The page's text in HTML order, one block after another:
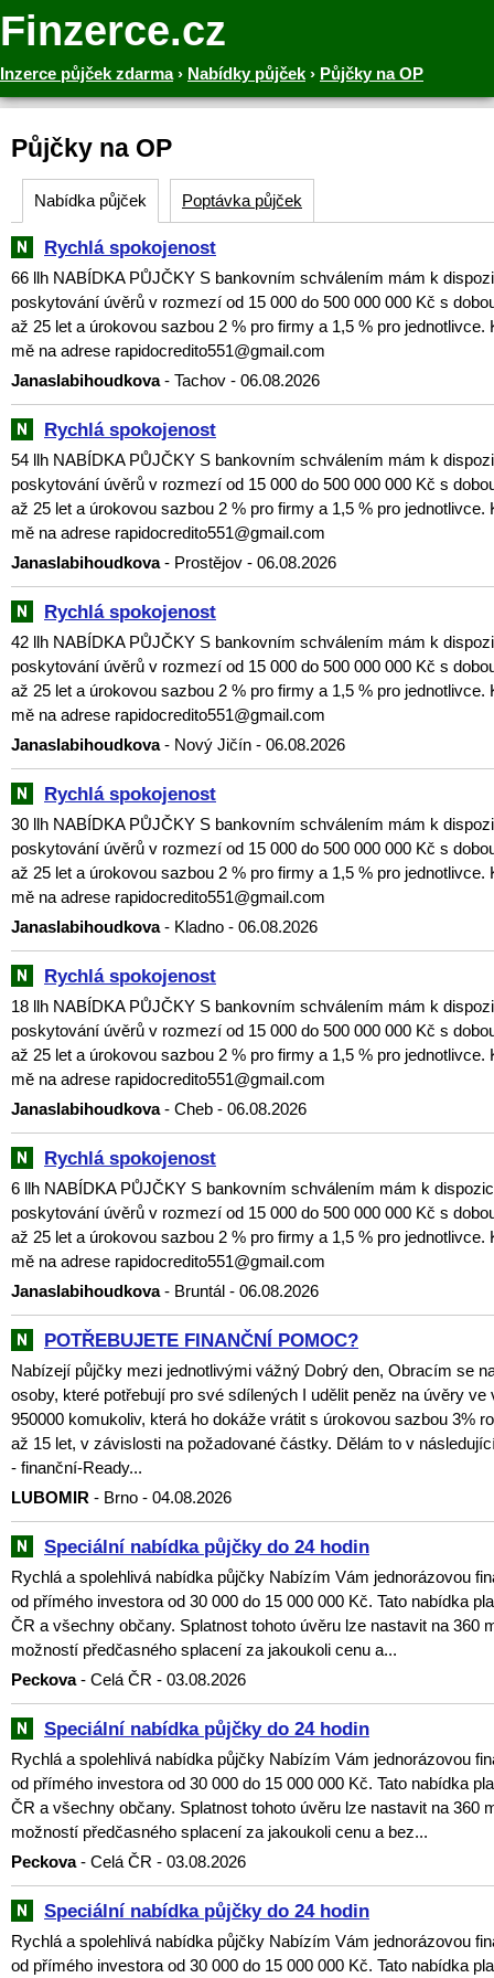
Finzerce.cz
Inzerce půjček zdarma› Nabídky půjček › Půjčky na OP
Půjčky na OP
Nabídka půjček Poptávka půjček
Rychlá spokojenost
66 llh NABÍDKA PŮJČKY S bankovním schválením mám k
poskytování úvěrů v rozmezí od 15 000 do 500 000 000 Kč s
až 25 let a úrokovou sazbou 2 % pro firmy a 1,5 % pro jednotlivce.
mě na adrese rapidocredito551@gmail.com
Janaslabihoudkova- Tachov - 06.08.2026
Rychlá spokojenost
54 llh NABÍDKA PŮJČKY S bankovním schválením mám k
poskytování úvěrů v rozmezí od 15 000 do 500 000 000 Kč s
až 25 let a úrokovou sazbou 2 % pro firmy a 1,5 % pro jednotlivce.
mě na adrese rapidocredito551@gmail.com
Janaslabihoudkova- Prostějov - 06.08.2026
Rychlá spokojenost
42 llh NABÍDKA PŮJČKY S bankovním schválením mám k
poskytování úvěrů v rozmezí od 15 000 do 500 000 000 Kč s
až 25 let a úrokovou sazbou 2 % pro firmy a 1,5 % pro jednotlivce.
mě na adrese rapidocredito551@gmail.com
Janaslabihoudkova- Nový Jičín - 06.08.2026
Rychlá spokojenost
30 llh NABÍDKA PŮJČKY S bankovním schválením mám k
poskytování úvěrů v rozmezí od 15 000 do 500 000 000 Kč s
až 25 let a úrokovou sazbou 2 % pro firmy a 1,5 % pro jednotlivce.
mě na adrese rapidocredito551@gmail.com
Janaslabihoudkova- Kladno - 06.08.2026
Rychlá spokojenost
18 llh NABÍDKA PŮJČKY S bankovním schválením mám k
poskytování úvěrů v rozmezí od 15 000 do 500 000 000 Kč s
až 25 let a úrokovou sazbou 2 % pro firmy a 1,5 % pro jednotlivce.
mě na adrese rapidocredito551@gmail.com
Janaslabihoudkova- Cheb - 06.08.2026
Rychlá spokojenost
6 llh NABÍDKA PŮJČKY S bankovním schválením mám k
poskytování úvěrů v rozmezí od 15 000 do 500 000 000 Kč s
až 25 let a úrokovou sazbou 2 % pro firmy a 1,5 % pro jednotlivce.
mě na adrese rapidocredito551@gmail.com
Janaslabihoudkova- Bruntál - 06.08.2026
POTŘEBUJETE FINANČNÍ POMOC?
Nabízejí půjčky mezi jednotlivými vážný Dobrý den, Obracím se
osoby, které potřebují pro své sdílených I udělit peněz na úvěry ve
950000 komukoliv, která ho dokáže vrátit s úrokovou sazbou 3%
až 15 let, v závislosti na požadované částky. Dělám to v
- finanční-Ready...
LUBOMIR - Brno - 04.08.2026
Speciální nabídka půjčky do 24 hodin
Rychlá a spolehlivá nabídka půjčky Nabízím Vám jednorázovou
od přímého investora od 30 000 do 15 000 000 Kč. Tato nabídka
ČR a všechny občany. Splatnost tohoto úvěru lze nastavit na 360
možností předčasného splacení za jakoukoli cenu a...
Peckova- Celá ČR - 03.08.2026
Speciální nabídka půjčky do 24 hodin
Rychlá a spolehlivá nabídka půjčky Nabízím Vám jednorázovou
od přímého investora od 30 000 do 15 000 000 Kč. Tato nabídka
ČR a všechny občany. Splatnost tohoto úvěru lze nastavit na 360
možností předčasného splacení za jakoukoli cenu a bez...
Peckova- Celá ČR - 03.08.2026
Speciální nabídka půjčky do 24 hodin
Rychlá a spolehlivá nabídka půjčky Nabízím Vám jednorázovou
od přímého investora od 30 000 do 15 000 000 Kč. Tato nabídka